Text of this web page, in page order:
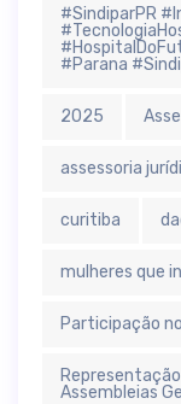
#SindiparPR
#Parana
2025
assessoria
curitiba
mulheres que
Participação
Assembleias